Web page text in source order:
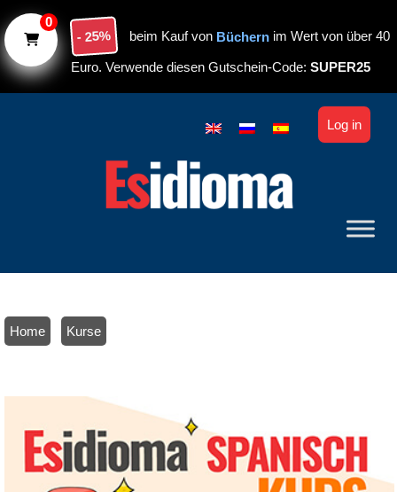
- 25% beim Kauf von Büchern im Wert von über 40
Euro. Verwende diesen Gutschein-Code: SUPER25
Log in
Home
Kurse
0